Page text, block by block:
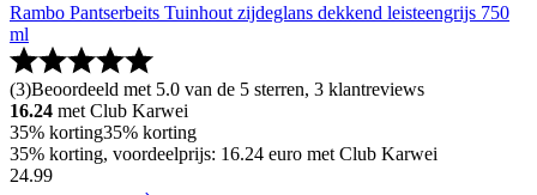
Rambo Pantserbeits Tuinhout zijdeglans dekkend leisteengrijs 750
ml
(3)Beoordeeld met 5.0 van de 5 sterren, 3 klantreviews
16.24 met Club Karwei
35% korting35% korting
35% korting, voordeelprijs: 16.24 euro met Club Karwei
24.99